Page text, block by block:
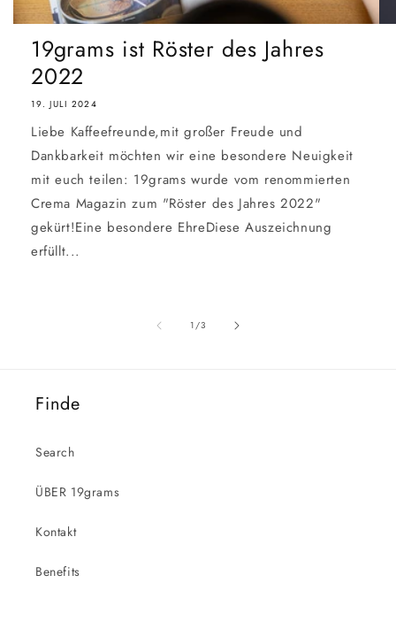
19grams ist Röster des Jahres
2022
19. JULI 2024
Liebe Kaffeefreunde,mit großer Freude und
Dankbarkeit möchten wir eine besondere Neuigkeit
mit euch teilen: 19grams wurde vom renommierten
Crema Magazin zum "Röster des Jahres 2022"
gekürt!Eine besondere EhreDiese Auszeichnung
erfüllt...
1/von
3
Finde
Search
ÜBER 19grams
Kontakt
Benefits